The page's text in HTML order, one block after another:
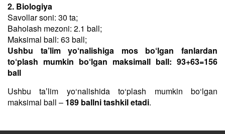
2. Biologiya
Savollar soni: 30 ta;
Baholash mezoni: 2.1 ball;
Maksimal ball: 63 ball;
Ushbu ta’lim yo‘nalishiga mos bo‘lgan fanlardan
to‘plash mumkin bo‘lgan maksimall ball: 93+63=156
ball
Ushbu taʼlim yo‘nalishida to‘plash mumkin bo‘lgan
maksimal ball – 189 ballni tashkil etadi.